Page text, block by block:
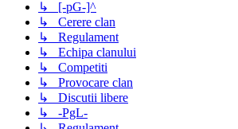
↳ [-pG-]^
↳ Cerere clan
↳ Regulament
↳ Echipa clanului
↳ Competiti
↳ Provocare clan
↳ Discutii libere
↳ -PgL-